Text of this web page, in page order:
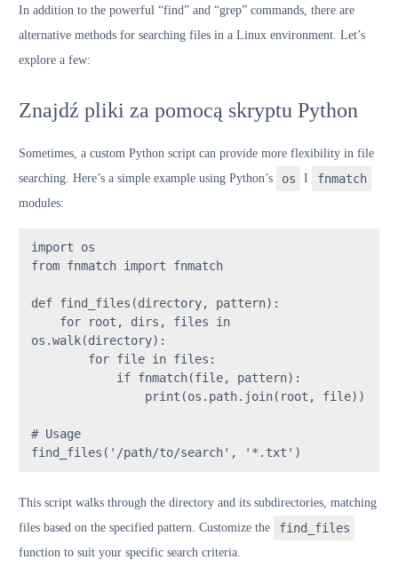
In addition to the powerful “find” and “grep” commands, there are
alternative methods for searching files in a Linux environment. Let’s
explore a few:
Znajdź pliki za pomocą skryptu Python
Sometimes, a custom Python script can provide more flexibility in file
searching. Here’s a simple example using Python’s
os I fnmatch
modules:
import
from fnmatch import fnmatch
def find_files (directory, pattern):
for root, dirs, files in
os.walk(directory):
for file in files:
if fnmatch(file, pattern):
print (os.path.join(root, file))
# Usage
find_files( '/path/to/search' , '*.txt' )
This script walks through the directory and its subdirectories, matching
files based on the specified pattern. Customize the
find_files
function to suit your specific search criteria.